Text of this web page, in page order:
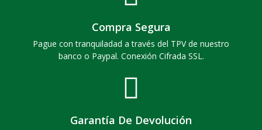
Compra Segura
Pague con tranquiladad a través del TPV de nuestro
banco o Paypal. Conexión Cifrada SSL.
Garantía De Devolución